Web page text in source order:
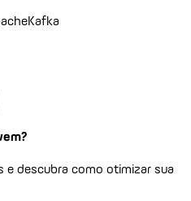
e descubra como otimizar sua